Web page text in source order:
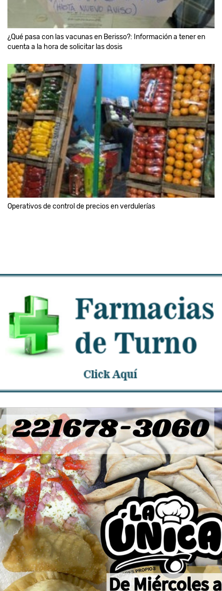
¿Qué pasa con las vacunas en Berisso?: Información a tener en
cuenta a la hora de solicitar las dosis
Operativos de control de precios en verdulerías